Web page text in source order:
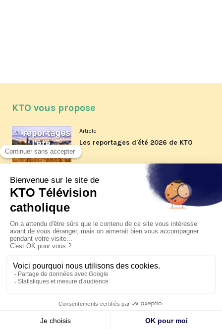
KTO vous propose
Article
Les reportages d'été 2026 de KTO
Article
La visite pastorale du pape Léon
XIV à Assise à suivre sur KTO le
Article
Le pape en Uruguay, Argentine et